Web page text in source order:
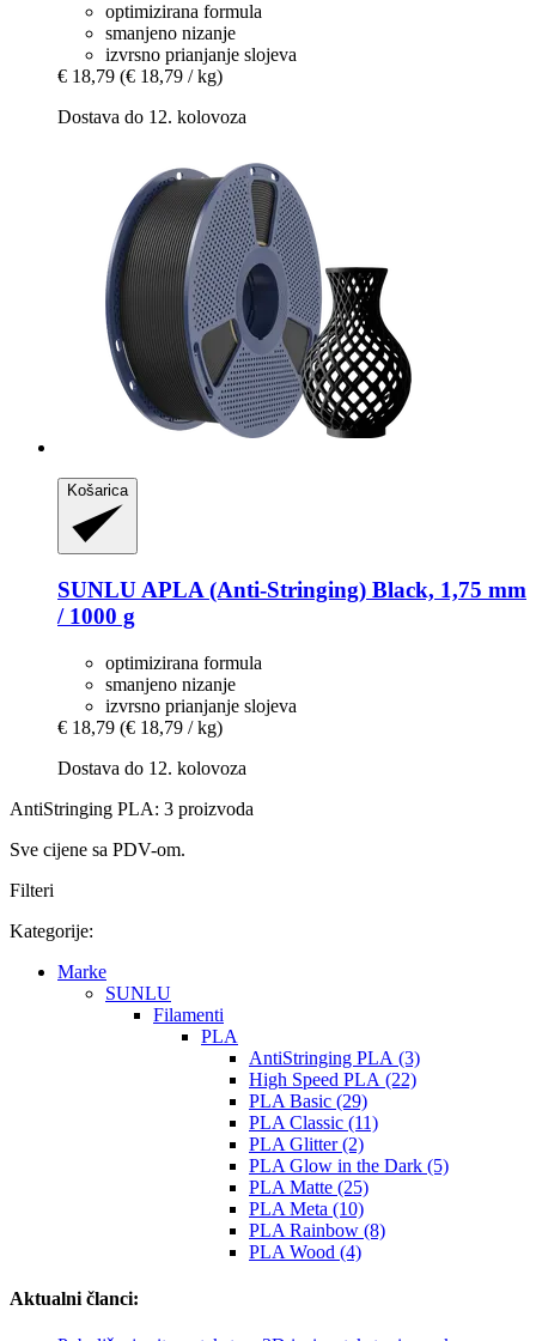
optimizirana formula
smanjeno nizanje
izvrsno prianjanje slojeva
€ 18,79 (€ 18,79 / kg)
Dostava do 12. kolovoza
Košarica
SUNLU APLA (Anti-​Stringing) Black, 1,75 mm
/ 1000 g
optimizirana formula
smanjeno nizanje
izvrsno prianjanje slojeva
€ 18,79 (€ 18,79 / kg)
Dostava do 12. kolovoza
AntiStringing PLA: 3 proizvoda
Sve cijene sa PDV-om.
Filteri
Kategorije:
Marke
SUNLU
Filamenti
PLA
AntiStringing PLA (3)
High Speed PLA (22)
PLA Basic (29)
PLA Classic (11)
PLA Glitter (2)
PLA Glow in the Dark (5)
PLA Matte (25)
PLA Meta (10)
PLA Rainbow (8)
PLA Wood (4)
Aktualni članci: